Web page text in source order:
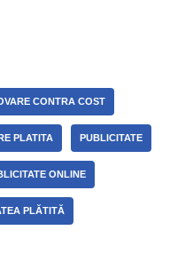
CONTRA COST
PLATITA PUBLICITATE
ONLINE
PLĂTITĂ